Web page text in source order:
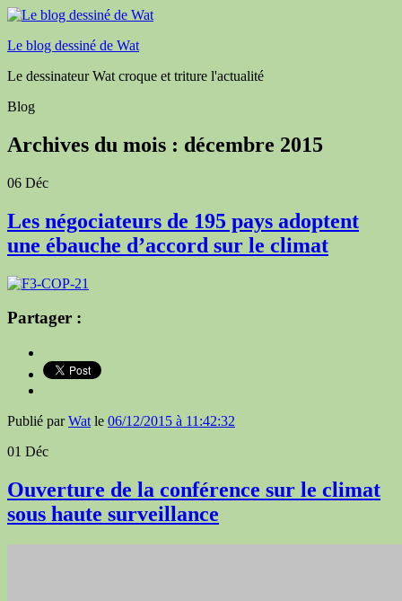
Le blog dessiné de Wat
Le dessinateur Wat croque et triture l'actualité
Blog
Archives du mois : décembre 2015
06 Déc
Les négociateurs de 195 pays adoptent
une ébauche d’accord sur le climat
Partager :
Publié parWat le 06/12/2015 à 11:42:32
01 Déc
Ouverture de la conférence sur le climat
sous haute surveillance